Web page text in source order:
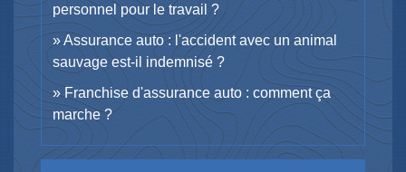
personnel pour le travail ?
Assurance auto : l'accident avec un animal
sauvage est-il indemnisé ?
Franchise d'assurance auto : comment ça
marche ?